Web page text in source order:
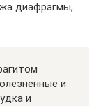
диафрагмы,
и
и